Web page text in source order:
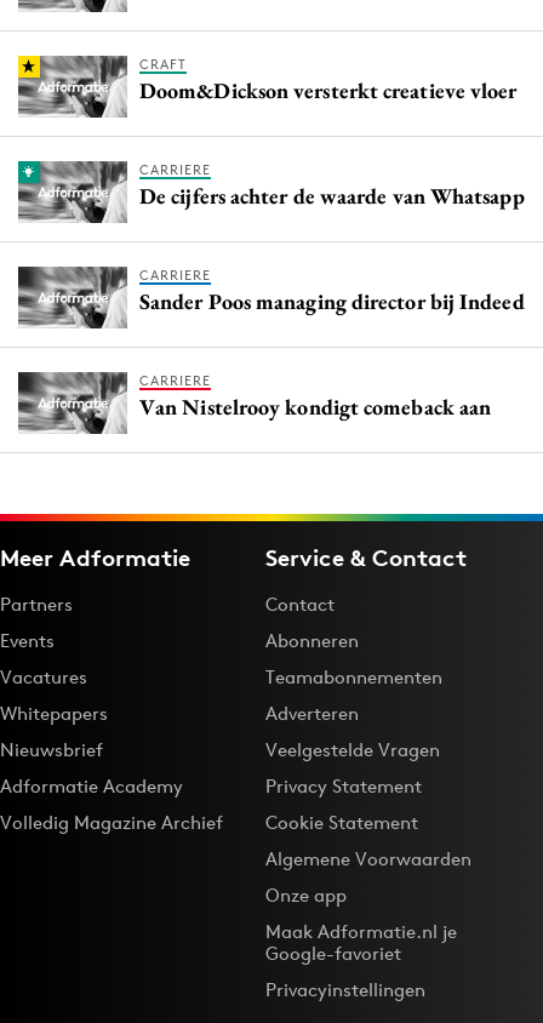
CRAFT
Doom&Dickson versterkt creatieve vloer
CARRIERE
De cijfers achter de waarde van Whatsapp
CARRIERE
Sander Poos managing director bij Indeed
CARRIERE
Van Nistelrooy kondigt comeback aan
Meer Adformatie
Partners
Events
Vacatures
Whitepapers
Nieuwsbrief
Adformatie Academy
Volledig Magazine Archief
Service & Contact
Contact
Abonneren
Teamabonnementen
Adverteren
Veelgestelde Vragen
Privacy Statement
Cookie Statement
Algemene Voorwaarden
Onze app
Maak Adformatie.nl je
Google-favoriet
Privacyinstellingen